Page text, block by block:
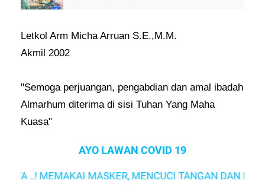
Letkol Arm Micha Arruan S.E.,M.M.
Akmil 2002
"Semoga perjuangan, pengabdian dan amal ibadah
Almarhum diterima di sisi Tuhan Yang Maha
Kuasa"
AYO LAWAN COVID 19
..! MEMAKAI MASKER, MENCUCI TANGAN DAN